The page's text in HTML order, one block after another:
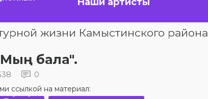
жизни Камыстинского района
бала".
0
ссылкой на материал: